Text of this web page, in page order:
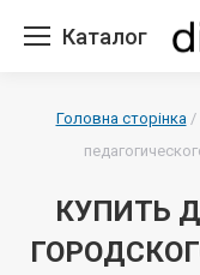
Каталог
Головна сторінка/
КУПИТЬ